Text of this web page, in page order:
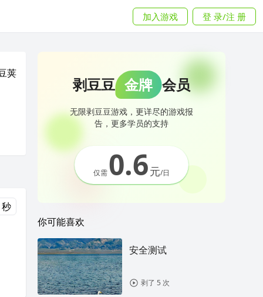
加入游戏 登 录/注 册
荚
剥豆豆 金牌 会员
无限剥豆豆游戏，更详尽的游戏报
告，更多学员的支持
仅需0.6元/日
你可能喜欢
安全测试
剥了 5 次